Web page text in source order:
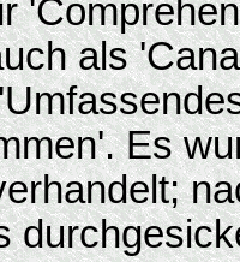
als
Es